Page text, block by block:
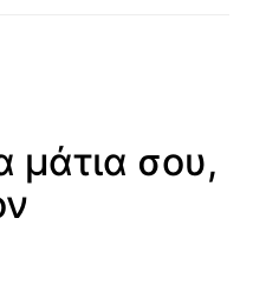
μάτια σου,